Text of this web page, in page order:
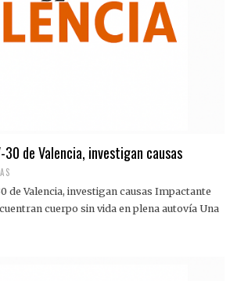
30 de Valencia, investigan causas
de Valencia, investigan causas Impactante
cuerpo sin vida en plena autovía Una